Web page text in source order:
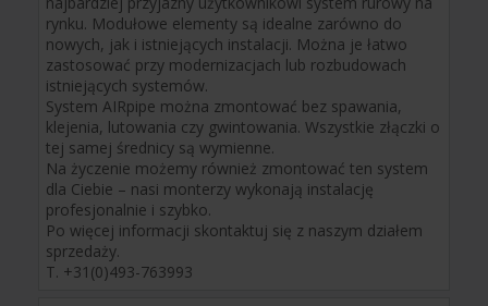
rynku. Modułowe elementy są idealne zarówno do
nowych, jak i istniejących instalacji. Można je łatwo
zastosować przy modernizacjach lub rozbudowach
istniejących systemów.
System AIRpipe można zmontować bez spawania,
klejenia, lutowania czy gwintowania. Wszystkie złączki o
tej samej średnicy są wymienne.
Na życzenie możemy również zmontować ten system
dla Ciebie – nasi monterzy wykonają instalację
profesjonalnie i szybko.
Po więcej informacji skontaktuj się z naszym działem
sprzedaży.
T. +31(0)493-763993